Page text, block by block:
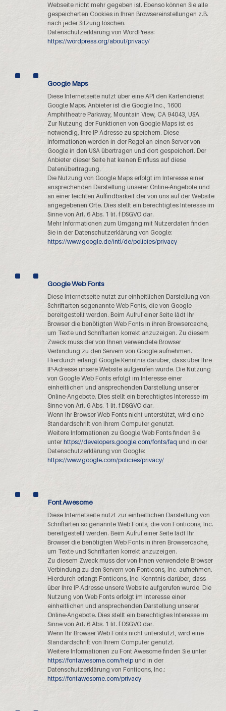
Webseite nicht mehr gegeben ist. Ebenso können Sie alle
gespeicherten Cookies in Ihren Browsereinstellungen z.B.
nach jeder Sitzung löschen.
Datenschutzerklärung von WordPress:
https://wordpress.org/about/privacy/
Google Maps
Diese Internetseite nutzt über eine API den Kartendienst
Google Maps. Anbieter ist die Google Inc., 1600
Amphitheatre Parkway, Mountain View, CA 94043, USA.
Zur Nutzung der Funktionen von Google Maps ist es
notwendig, Ihre IP Adresse zu speichern. Diese
Informationen werden in der Regel an einen Server von
Google in den USA übertragen und dort gespeichert. Der
Anbieter dieser Seite hat keinen Einfluss auf diese
Datenübertragung.
Die Nutzung von Google Maps erfolgt im Interesse einer
ansprechenden Darstellung unserer Online-Angebote und
an einer leichten Auffindbarkeit der von uns auf der Website
angegebenen Orte. Dies stellt ein berechtigtes Interesse im
Sinne von Art. 6 Abs. 1 lit. f DSGVO dar.
Mehr Informationen zum Umgang mit Nutzerdaten finden
Sie in der Datenschutzerklärung von Google:
https://www.google.de/intl/de/policies/privacy
Google Web Fonts
Diese Internetseite nutzt zur einheitlichen Darstellung von
Schriftarten sogenannte Web Fonts, die von Google
bereitgestellt werden. Beim Aufruf einer Seite lädt Ihr
Browser die benötigten Web Fonts in ihren Browsercache,
um Texte und Schriftarten korrekt anzuzeigen. Zu diesem
Zweck muss der von Ihnen verwendete Browser
Verbindung zu den Servern von Google aufnehmen.
Hierdurch erlangt Google Kenntnis darüber, dass über Ihre
IP-Adresse unsere Website aufgerufen wurde. Die Nutzung
von Google Web Fonts erfolgt im Interesse einer
einheitlichen und ansprechenden Darstellung unserer
Online-Angebote. Dies stellt ein berechtigtes Interesse im
Sinne von Art. 6 Abs. 1 lit. f DSGVO dar.
Wenn Ihr Browser Web Fonts nicht unterstützt, wird eine
Standardschrift von Ihrem Computer genutzt.
Weitere Informationen zu Google Web Fonts finden Sie
unterhttps://developers.google.com/fonts/faq und in der
Datenschutzerklärung von Google:
https://www.google.com/policies/privacy/
Font Awesome
Diese Internetseite nutzt zur einheitlichen Darstellung von
Schriftarten so genannte Web Fonts, die von Fonticons, Inc.
bereitgestellt werden. Beim Aufruf einer Seite lädt Ihr
Browser die benötigten Web Fonts in ihren Browsercache,
um Texte und Schriftarten korrekt anzuzeigen.
Zu diesem Zweck muss der von Ihnen verwendete Browser
Verbindung zu den Servern von Fonticons, Inc. aufnehmen.
Hierdurch erlangt Fonticons, Inc. Kenntnis darüber, dass
über Ihre IP-Adresse unsere Website aufgerufen wurde. Die
Nutzung von Web Fonts erfolgt im Interesse einer
einheitlichen und ansprechenden Darstellung unserer
Online-Angebote. Dies stellt ein berechtigtes Interesse im
Sinne von Art. 6 Abs. 1 lit. f DSGVO dar.
Wenn Ihr Browser Web Fonts nicht unterstützt, wird eine
Standardschrift von Ihrem Computer genutzt.
Weitere Informationen zu Font Awesome finden Sie unter
https://fontawesome.com/help und in der
Datenschutzerklärung von Fonticons, Inc.:
https://fontawesome.com/privacy